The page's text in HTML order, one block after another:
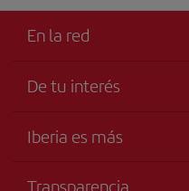
En la red
De tu interés
Tu seguridad es lo primero
Iberia es más